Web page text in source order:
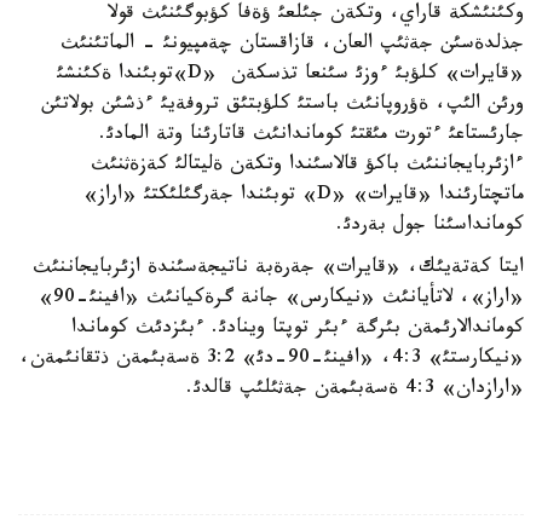
وكئنئشكة قاراي، وتكةن جئلعئ ؤةفا كؤبوگئنئث قولا
جذلدةسئن جةثئپ العان، قازاقستان چةمپيونئ - الماتئنئث
«قايرات» كلؤبئ ءوزئ سئنعا تذسكةن «D»توبئندا ةكئنشئ
ورئن الئپ، ةؤروپانئث باستئ كلؤبتئق تروفةيئ ءذشئن بولاتئن
جارئستاعئ ءتورت مئقتئ كوماندانئث قاتارئنا وتة المادئ.
ءازئربايجاننئث باكؤ قالاسئندا وتكةن ةليتالئ كةزةثنئث
ماتچتارئندا «قايرات» «D» توبئندا جةرگئلئكتئ «اراز»
كومانداسئنا جول بةردئ.
ايتا كةتةيئك، «قايرات» جةرةبة ناتيجةسئندة ازئربايجاننئث
«اراز»، لاتأيانئث «نيكارس» جانة گرةكيانئث «افينئ-90»
كوماندالارئمةن بئرگة ءبئر توپتا وينادئ. ءبئزدئث كوماندا
«نيكارستئ» 4:3، «افينئ-90-دئ» 3:2 ةسةبئمةن ذتقانئمةن،
«ارازدان» 4:3 ةسةبئمةن جةثئلئپ قالدئ.